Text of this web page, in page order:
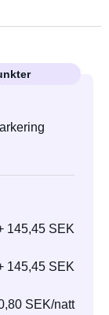
145,45 SEK
145,45 SEK
SEK/natt